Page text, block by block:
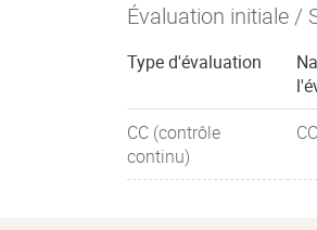
Évaluation initiale /
Type d'évaluation
CC (contrôle
continu)